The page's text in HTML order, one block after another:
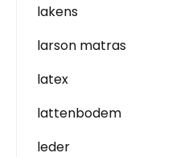
lakens
larson matras
latex
lattenbodem
leder